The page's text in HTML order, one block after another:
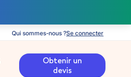
Qui sommes-nous ?Se connecter
Obtenir un
devis